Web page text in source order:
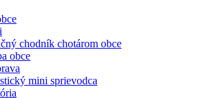
chodník chotárom obce
obce
mini sprievodca